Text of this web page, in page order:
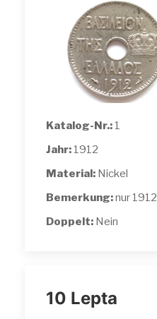
Katalog-Nr.: 1
Jahr: 1912
Material: Nickel
Bemerkung:nur 1912
Doppelt: Nein
10 Lepta